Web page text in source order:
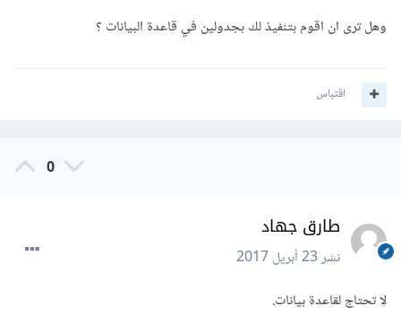
d د
وهل ترى ان اقوم بتنفيذ لك بجدولين في قاعدة البيانات ؟
اقتباس
0
طارق جهاد
نشر23 أبريل 2017
لا تحتاج لقاعدة بيانات.